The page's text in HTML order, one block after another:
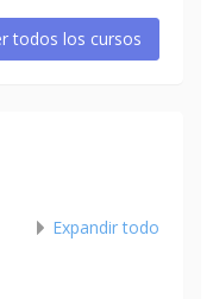
todos los cursos
Expandir todo